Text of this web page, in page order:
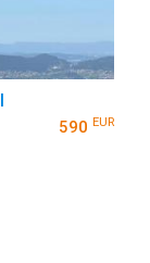
590 EUR